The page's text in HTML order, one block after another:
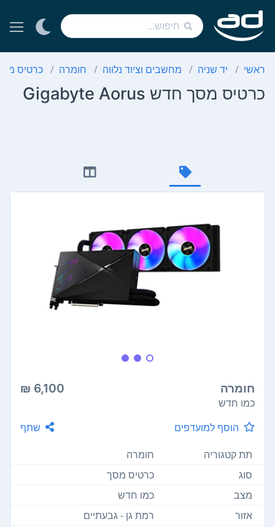
ראשי יד שניה מחשבים וציוד נלווה חומרה כרטיס
כרטיס מסך חדש Gigabyte Aorus
חומרה 6,100 ₪
כמו חדש
הוסף למועדפים
שתף
תת קטגוריה
חומרה
סוג
כרטיס מסך
מצב
כמו חדש
אזור
רמת גן - גבעתיים